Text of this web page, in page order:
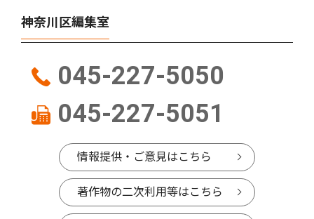
神奈川区編集室
045-227-5050
045-227-5051
情報提供・ご意見はこちら
著作物の二次利用等はこちら